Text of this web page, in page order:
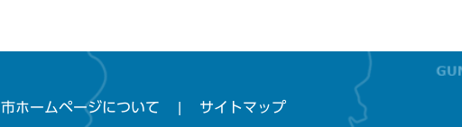
市ホームページについて サイトマップ